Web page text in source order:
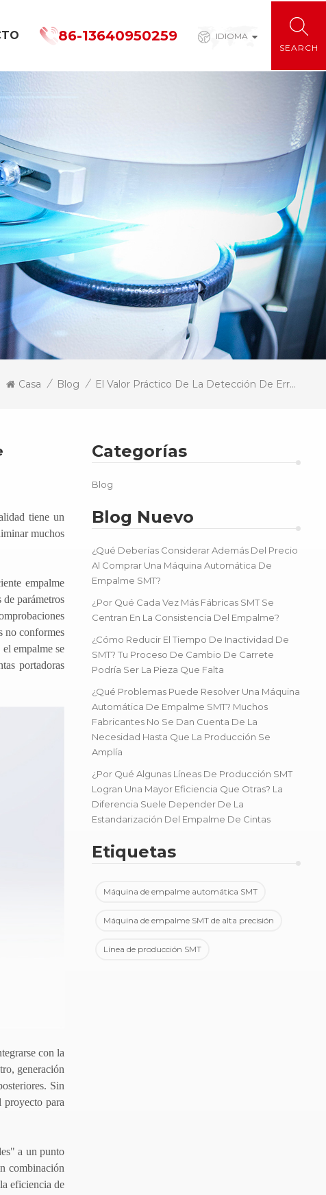
IDIOMA
86-13640950259
Casa / Blog / El Valor Práctico De La Detección De Errores De Medición LCR En El Proceso De Empalme
Categorías
Blog
Blog Nuevo
¿Qué Deberías Considerar Además Del Precio
Al Comprar Una Máquina Automática De
Empalme SMT?
¿Por Qué Cada Vez Más Fábricas SMT Se
Centran En La Consistencia Del Empalme?
¿Cómo Reducir El Tiempo De Inactividad De
SMT? Tu Proceso De Cambio De Carrete
Podría Ser La Pieza Que Falta
¿Qué Problemas Puede Resolver Una Máquina
Automática De Empalme SMT? Muchos
Fabricantes No Se Dan Cuenta De La
Necesidad Hasta Que La Producción Se
Amplía
¿Por Qué Algunas Líneas De Producción SMT
Logran Una Mayor Eficiencia Que Otras? La
Diferencia Suele Depender De La
Estandarización Del Empalme De Cintas
Etiquetas
Máquina de empalme automática SMT
Máquina de empalme SMT de alta precisión
Línea de producción SMT
tiene un
muchos
empalme
parámetros
no conformes
empalme se
portadoras
con la
generación
Sin
para
a un punto
combinación
eficiencia de